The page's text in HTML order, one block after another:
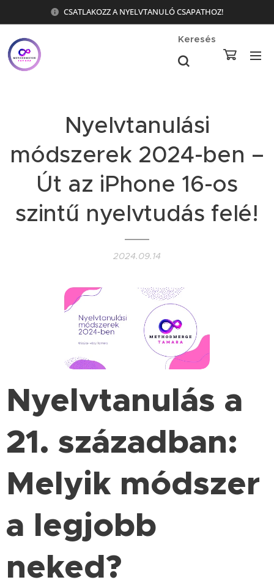
CSATLAKOZZ A NYELVTANULÓ CSAPATHOZ!
Keresés
Nyelvtanulási
módszerek 2024-ben –
Út az iPhone 16-os
szintű nyelvtudás felé!
2024.09.14
Nyelvtanulás a
21. században:
Melyik módszer
a legjobb
neked? 🌍🧠